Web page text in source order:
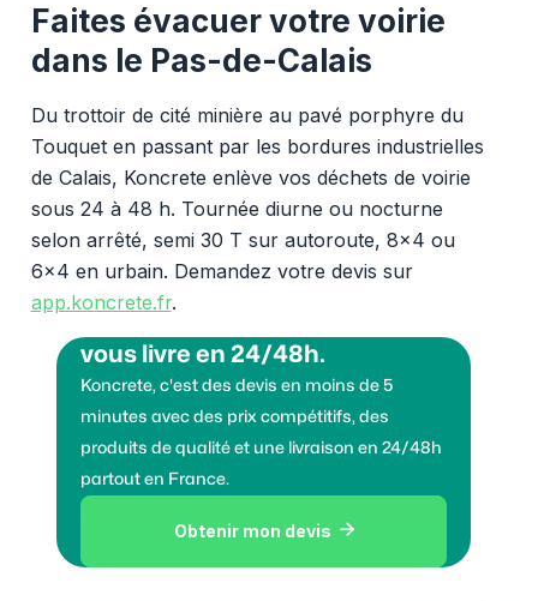
Faites évacuer votre voirie
dans le Pas-de-Calais
Du trottoir de cité minière au pavé porphyre du
Touquet en passant par les bordures industrielles
de Calais, Koncrete enlève vos déchets de voirie
sous 24 à 48 h. Tournée diurne ou nocturne
selon arrêté, semi 30 T sur autoroute, 8x4 ou
6x4 en urbain. Demandez votre devis sur
app.koncrete.fr.
vous livre en 24/48h.
Koncrete, c'est des devis en moins de 5
minutes avec des prix compétitifs, des
produits de qualité et une livraison en 24/48h
partout en France.
Obtenir mon devis 